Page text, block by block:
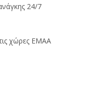
24/7
χώρες ΕΜΑΑ